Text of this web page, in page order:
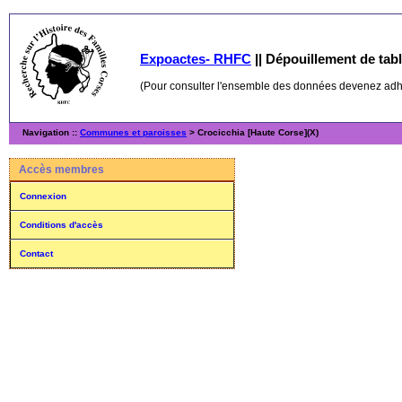
Expoactes- RHFC || Dépouillement de
(Pour consulter l'ensemble des données devenez
Navigation :: Communes et paroisses > Crocicchia [Haute Corse](X)
Accès membres
Connexion
Conditions d'accès
Contact